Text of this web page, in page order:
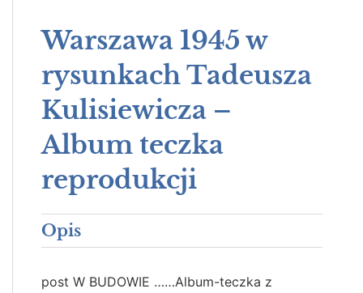
Warszawa 1945 w
rysunkach Tadeusza
Kulisiewicza –
Album teczka
reprodukcji
Opis
post W BUDOWIE ……Album-teczka z